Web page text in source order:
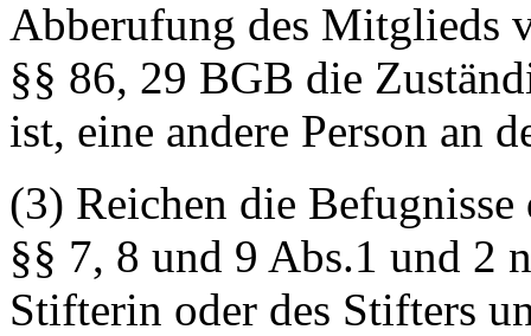
Abberufung des Mitglieds
§§ 86, 29 BGB die
ist, eine andere Person an
(3) Reichen die
§§ 7, 8 und 9 Abs.1 und 2
Stifterin oder des Stifters